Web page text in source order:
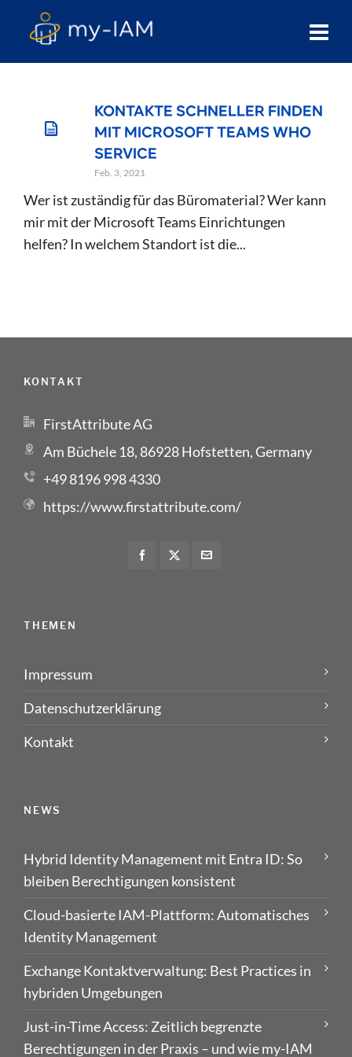
KONTAKTE SCHNELLER FINDEN
MIT MICROSOFT TEAMS WHO
SERVICE
Feb. 3, 2021
Wer ist zuständig für das Büromaterial? Wer kann
mir mit der Microsoft Teams Einrichtungen
helfen? In welchem Standort ist die...
KONTAKT
FirstAttribute AG
Am Büchele 18, 86928 Hofstetten, Germany
+49 8196 998 4330
https://www.firstattribute.com/
THEMEN
Impressum
Datenschutzerklärung
Kontakt
NEWS
Hybrid Identity Management mit Entra ID: So
bleiben Berechtigungen konsistent
Cloud-basierte IAM-Plattform: Automatisches
Identity Management
Exchange Kontaktverwaltung: Best Practices in
hybriden Umgebungen
Just-in-Time Access: Zeitlich begrenzte
Berechtigungen in der Praxis – und wie my-IAM